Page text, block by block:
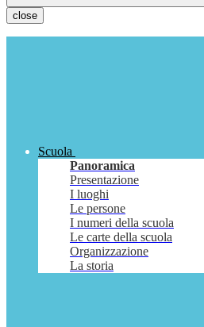
close
Scuola
Panoramica
Presentazione
I luoghi
Le persone
I numeri della scuola
Le carte della scuola
Organizzazione
La storia